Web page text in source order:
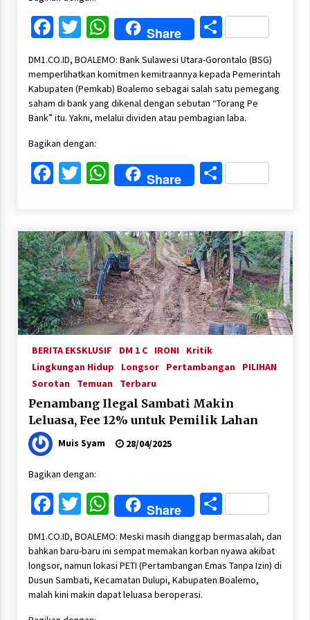
Facebook
Twitter
WhatsApp
Share Share
DM1.CO.ID, BOALEMO: Bank Sulawesi Utara-Gorontalo (BSG)
memperlihatkan komitmen kemitraannya kepada Pemerintah
Kabupaten (Pemkab) Boalemo sebagai salah satu pemegang
saham di bank yang dikenal dengan sebutan “Torang Pe
Bank” itu. Yakni, melalui dividen atau pembagian laba.
Bagikan dengan:
Facebook
Twitter
WhatsApp
Share Share
BERITA EKSKLUSIF DM 1 C IRONI
Kritik
Lingkungan Hidup
Longsor Pertambangan
PILIHAN
Sorotan
Temuan Terbaru
Penambang Ilegal Sambati Makin
Leluasa, Fee 12% untuk Pemilik Lahan
Muis Syam 28/04/2025
Bagikan dengan:
Facebook
Twitter
WhatsApp
Share Share
DM1.CO.ID, BOALEMO: Meski masih dianggap bermasalah, dan
bahkan baru-baru ini sempat memakan korban nyawa akibat
longsor, namun lokasi PETI (Pertambangan Emas Tanpa Izin) di
Dusun Sambati, Kecamatan Dulupi, Kabupaten Boalemo,
malah kini makin dapat leluasa beroperasi.